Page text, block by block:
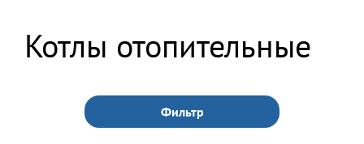
Котлы отопительные
Фильтр